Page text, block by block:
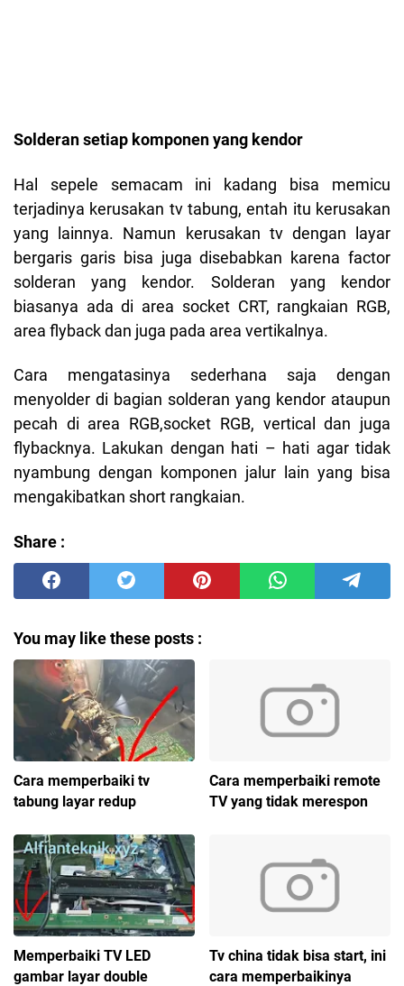
Solderan setiap komponen yang kendor
Hal sepele semacam ini kadang bisa memicu
terjadinya kerusakan tv tabung, entah itu kerusakan
yang lainnya. Namun kerusakan tv dengan layar
bergaris garis bisa juga disebabkan karena factor
solderan yang kendor. Solderan yang kendor
biasanya ada di area socket CRT, rangkaian RGB,
area flyback dan juga pada area vertikalnya.
Cara mengatasinya sederhana saja dengan
menyolder di bagian solderan yang kendor ataupun
pecah di area RGB,socket RGB, vertical dan juga
flybacknya. Lakukan dengan hati – hati agar tidak
nyambung dengan komponen jalur lain yang bisa
mengakibatkan short rangkaian.
Share :
You may like these posts :
Cara memperbaiki tv
tabung layar redup
Cara memperbaiki remote
TV yang tidak merespon
Memperbaiki TV LED
gambar layar double
Tv china tidak bisa start, ini
cara memperbaikinya